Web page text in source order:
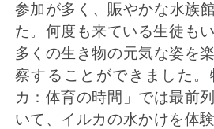
参加が多く、賑やかな水族
た。 何度も来ている生徒もい
多くの生き物の元気な姿を楽
察することができました
カ： 体育の時間」では最前
いて、 イルカの水かけを体